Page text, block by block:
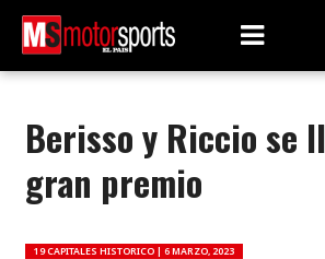
Berisso y Riccio se
gran premio
19 CAPITALES HISTORICO | 6 MARZO, 2023